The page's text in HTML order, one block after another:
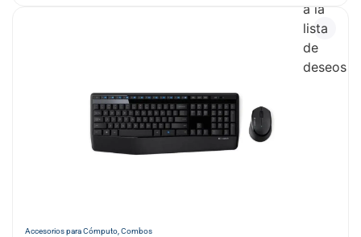
Accesorios para Cómputo,Combos
a la
lista
de
deseos